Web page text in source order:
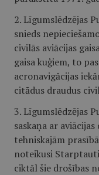
2. Līgumslēdzējas
snieds
civilās aviācijas
gaisa kuģiem, to
acronavigācijas
citādus draudus
3. Līgumslēdzējas
saskaņa ar
tehniskajām
noteikusi
ciktāl šie drošības